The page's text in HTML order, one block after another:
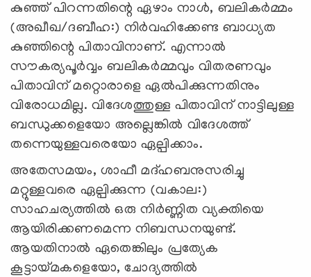
കുഞ്ഞ് പിറന്നതിന്റെ ഏഴാം നാൾ, ബലികർമ്മം
(അഖീഖ/ദബീഹ:) നിർവഹിക്കേണ്ട ബാധ്യത
കുഞ്ഞിന്റെ പിതാവിനാണ്. എന്നാൽ
സൗകര്യപൂർവ്വം ബലികർമ്മവും വിതരണവും
പിതാവിന് മറ്റൊരാളെ ഏൽപിക്കുന്നതിനും
വിരോധമില്ല. വിദേശത്തുള്ള പിതാവിന് നാട്ടിലുള്ള
ബന്ധുക്കളെയോ അല്ലെങ്കിൽ വിദേശത്ത്
തന്നെയുള്ളവരെയോ ഏല്പിക്കാം.
അതേസമയം, ശാഫീ മദ്ഹബനുസരിച്ചു
മറ്റുള്ളവരെ ഏല്പിക്കുന്ന (വകാല:)
സാഹചര്യത്തിൽ ഒരു നിർണ്ണിത വ്യക്തിയെ
ആയിരിക്കണമെന്ന നിബന്ധനയുണ്ട്.
ആയതിനാൽ ഏതെങ്കിലും പ്രത്യേക
കൂട്ടായ്മകളെയോ, ചോദ്യത്തിൽ